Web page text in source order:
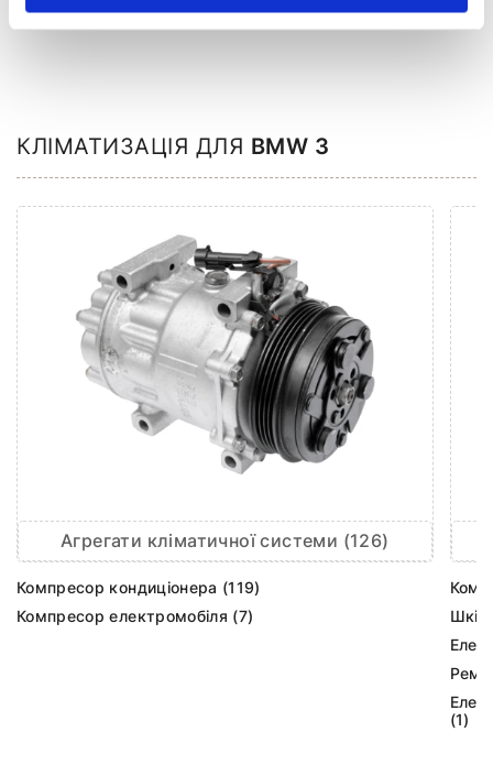
КЛІМАТИЗАЦІЯ ДЛЯ BMW 3
Агрегати кліматичної системи (126)
Компресор кондиціонера (119)
Компресор електромобіля (7)
Шків
(1)